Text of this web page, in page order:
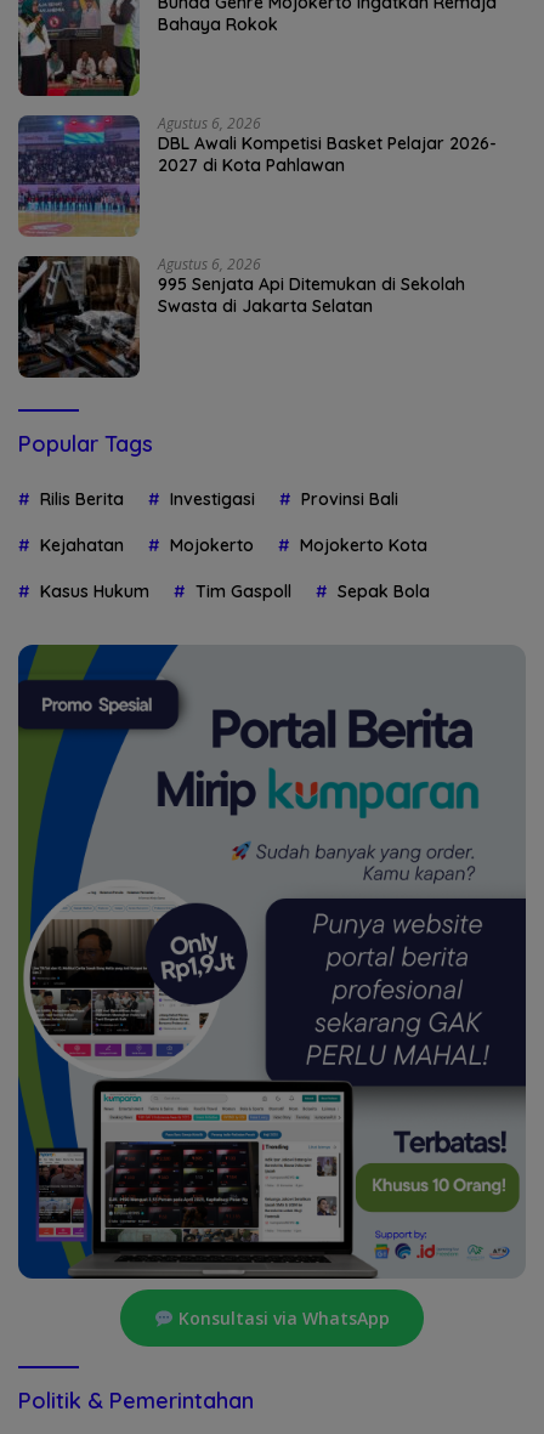
Bahaya Rokok
Agustus 6, 2026
DBL Awali Kompetisi Basket Pelajar 2026-
2027 di Kota Pahlawan
Agustus 6, 2026
995 Senjata Api Ditemukan di Sekolah
Swasta di Jakarta Selatan
Popular Tags
Rilis Berita Investigasi Provinsi Bali
Kejahatan Mojokerto Mojokerto Kota
Kasus Hukum Tim Gaspoll Sepak Bola
Konsultasi via WhatsApp
Politik & Pemerintahan